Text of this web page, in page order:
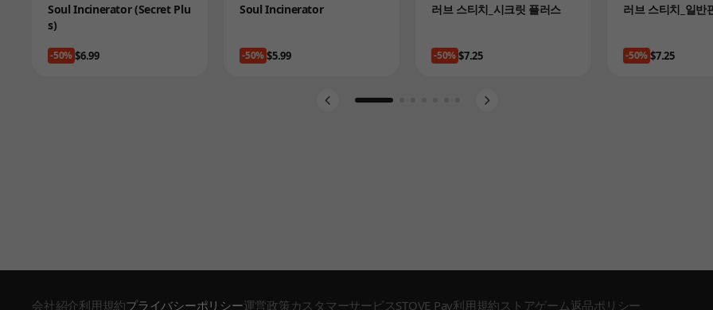
Product
Soul Incinerator (Secret Plu
s)
-50%Price
$6.99
Product
Soul Incinerator
-50%Price
$5.99
Product
러브 스티치_시크릿 플러스
-50%Price
$7.25
Product
러브 스티치_일반
-50%Price
$7.25
Go to slide 1 Go to slide 4
Go to slide 5
Go to slide 6
Go to slide 7
会社紹介利用規約プライバシーポリシー運営政策 カスタマーサービスSTOVE Pay利用規約ストアゲーム返品ポリシー